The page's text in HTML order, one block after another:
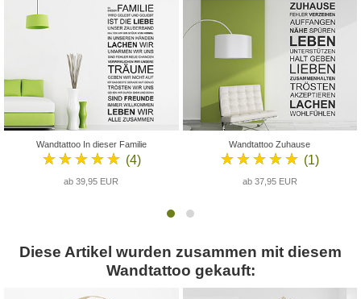
Wandtattoo In dieser Familie
★★★★★ (4)
ab 39,95 EUR
Wandtattoo Zuhause
★★★★★ (1)
ab 37,95 EUR
Diese Artikel wurden zusammen mit diesem
Wandtattoo gekauft: